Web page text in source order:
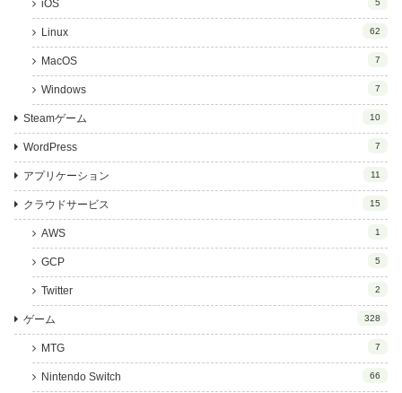
iOS 5
Linux 62
MacOS 7
Windows 7
Steamゲーム 10
WordPress 7
アプリケーション 11
クラウドサービス 15
AWS 1
GCP 5
Twitter 2
ゲーム 328
MTG 7
Nintendo Switch 66